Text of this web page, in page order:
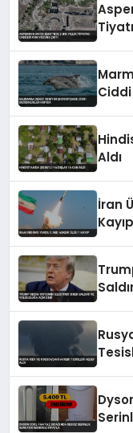
Aldı
İran
Kayıp